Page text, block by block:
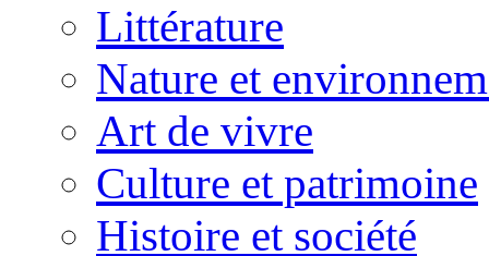
Littérature
Nature et
Art de vivre
Culture et patrimoine
Histoire et société